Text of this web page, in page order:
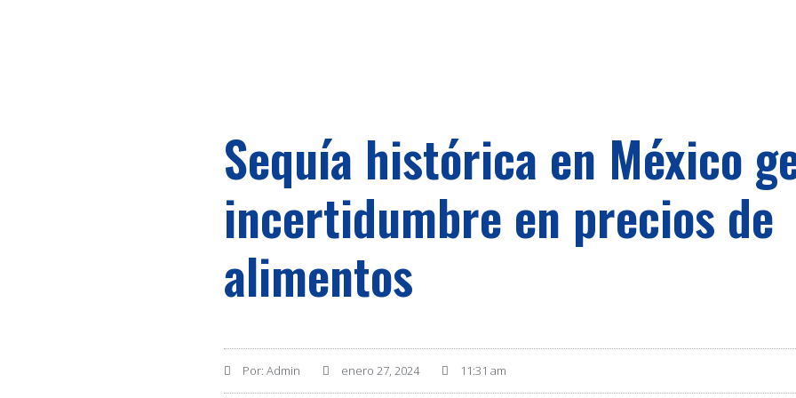
Sequía histórica en México
incertidumbre en precios de
alimentos
Por: Admin enero 27, 2024 11:31 am